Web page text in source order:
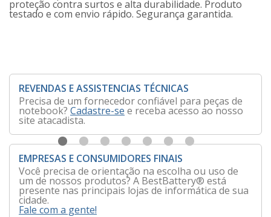
proteção contra surtos e alta durabilidade. Produto
testado e com envio rápido. Segurança garantida.
REVENDAS E ASSISTENCIAS TÉCNICAS
Precisa de um fornecedor confiável para peças de
notebook? Cadastre-se e receba acesso ao nosso
site atacadista.
EMPRESAS E CONSUMIDORES FINAIS
Você precisa de orientação na escolha ou uso de
um de nossos produtos? A BestBattery® está
presente nas principais lojas de informática de sua
cidade.
Fale com a gente!